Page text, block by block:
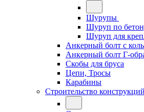
Шурупы
Шуруп по
Шуруп для
Анкерный болт с
Анкерный болт Г-
Скобы для бруса
Цепи, Тросы
Карабины
Строительство конструкций